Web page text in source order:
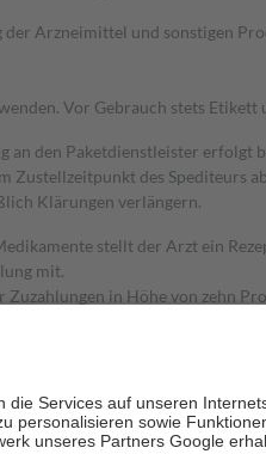
der Arzneimittel und sonstigen
Vor Gebrauch stets
an den Paketdienstleister erfolgt
Zustellzeitpunkt des Spediteurs
Klärungen verlängern.
stellt der Arzt ein
mit.
in Höhe von zehn
auch für Online-Apotheken.
für ihre eigene
zum vollendeten 18. Lebensjahr
und Früherkennung, die von der